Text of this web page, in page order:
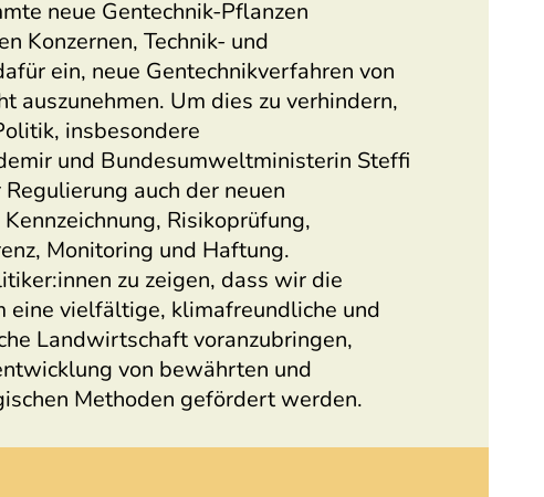
neue Gentechnik-Pflanzen
Konzernen, Technik- und
ein, neue Gentechnikverfahren von
auszunehmen. Um dies zu verhindern,
insbesondere
und Bundesumweltministerin Steffi
auch der neuen
Risikoprüfung,
Monitoring und Haftung.
zu zeigen, dass wir die
eine vielfältige, klimafreundliche und
Landwirtschaft voranzubringen,
von bewährten und
Methoden gefördert werden.